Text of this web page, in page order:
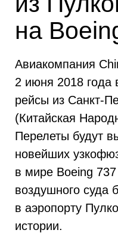
на
Авиакомпания
2 июня 2018 года
рейсы из Санкт-
(Китайская
Перелеты будут
новейших
в мире Boeing
воздушного суда
в аэропорту
истории.